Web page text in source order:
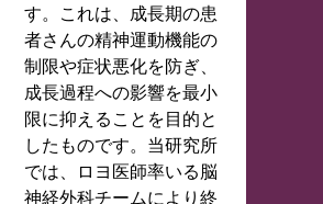
す。これは、成長期の患
者さんの精神運動機能の
制限や症状悪化を防ぎ、
成長過程への影響を最小
限に抑えることを目的と
したものです。当研究所
では、ロヨ医師率いる脳
神経外科チームにより終